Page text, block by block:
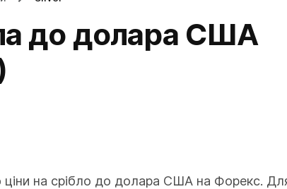
до долара США
ціни на срібло до долара США на Форекс.